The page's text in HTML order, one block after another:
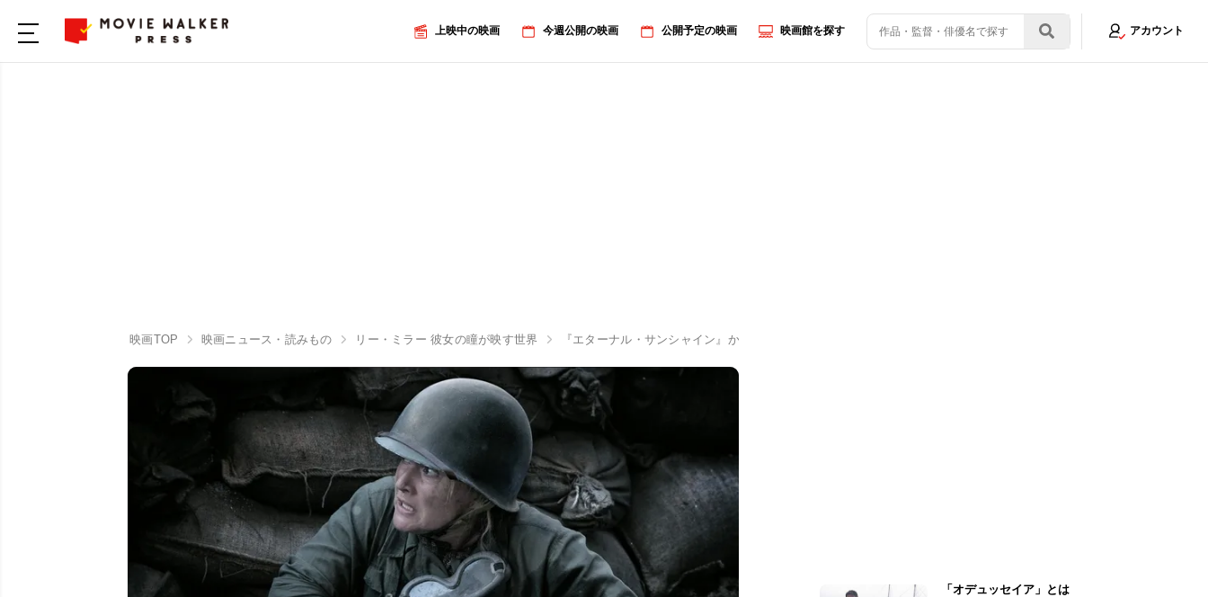
上映中の映画 今週公開の映画 公開予定の映画 映画館を探す アカウント
映画TOP 映画ニュース・読みもの リー・ミラー 彼女の瞳が映す世界 『エターナル・サンシャイン』から始まっていた『リー・ミラー 彼女の瞳が映す世界』への道。ケイト・ウィンスレッ
「オデュッセイア」とは